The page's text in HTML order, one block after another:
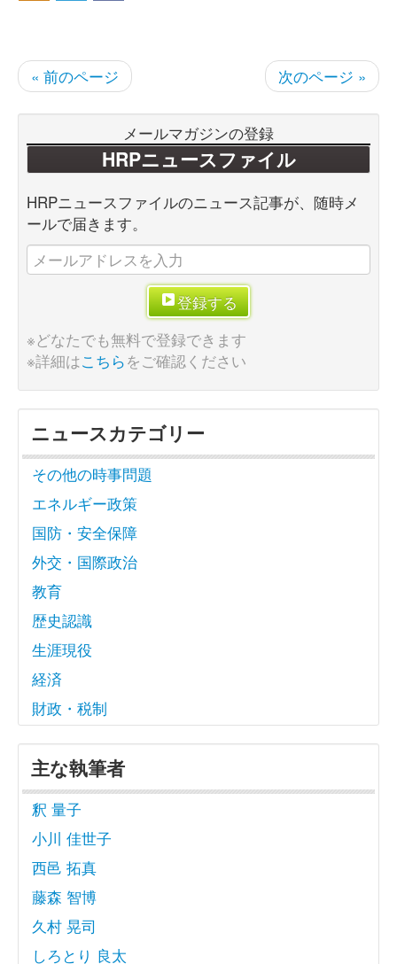
« 前のページ 次のページ »
メールマガジンの登録
HRPニュースファイル
HRPニュースファイルのニュース記事が、随時メ
ールで届きます。
登録する
※どなたでも無料で登録できます
※詳細はこちらをご確認ください
ニュースカテゴリー
その他の時事問題
エネルギー政策
国防・安全保障
外交・国際政治
教育
歴史認識
生涯現役
経済
財政・税制
主な執筆者
釈 量子
小川 佳世子
西邑 拓真
藤森 智博
久村 晃司
しろとり 良太